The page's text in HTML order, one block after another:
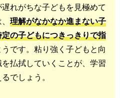
れがちな子どもを見極めて
理解がなかなか進まない子
の子どもにつきっきりで指
です。粘り強く子どもと向
払拭していくことが、学習
でしょう。